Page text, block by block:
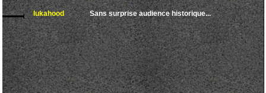
lukahood Sans surprise audience historique...